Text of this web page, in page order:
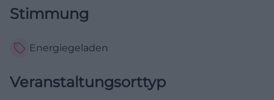
Stimmung
Energiegeladen
Veranstaltungsorttyp